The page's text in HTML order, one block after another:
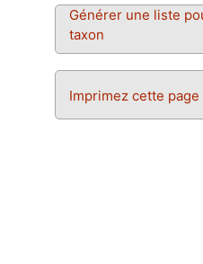
Générer une liste
taxon
Imprimez cette page